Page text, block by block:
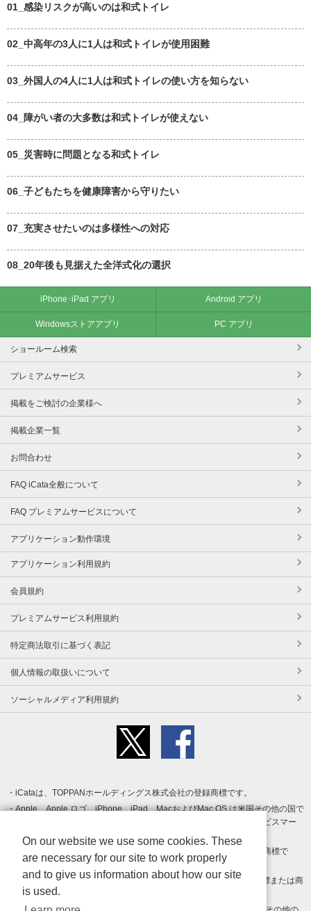
01_感染リスクが高いのは和式トイレ
02_中高年の3人に1人は和式トイレが使用困難
03_外国人の4人に1人は和式トイレの使い方を知らない
04_障がい者の大多数は和式トイレが使えない
05_災害時に問題となる和式トイレ
06_子どもたちを健康障害から守りたい
07_充実させたいのは多様性への対応
08_20年後も見据えた全洋式化の選択
iPhone･iPad アプリ Android アプリ
Windowsストアアプリ PC アプリ
ショールーム検索
プレミアムサービス
掲載をご検討の企業様へ
掲載企業一覧
お問合わせ
FAQ iCata全般について
FAQ プレミアムサービスについて
アプリケーション動作環境
アプリケーション利用規約
会員規約
プレミアムサービス利用規約
特定商法取引に基づく表記
個人情報の取扱いについて
ソーシャルメディア利用規約
iCataは、TOPPANホールディングス株式会社の登録商標です。
Apple、Apple ロゴ、iPhone、iPad、MacおよびMac OS は米国その他の国で
登録された Apple Inc. の商標です。App Store は Apple Inc. のサービスマー
クです。
Android、Google Play および Google Play ロゴ は Google LLC の商標で
す。
Windows は Microsoft Inc.の米国およびその他の国における登録商標または商
標です。
On our website we use some cookies. These
are necessary for our site to work properly
and to give us information about how our site
is used.